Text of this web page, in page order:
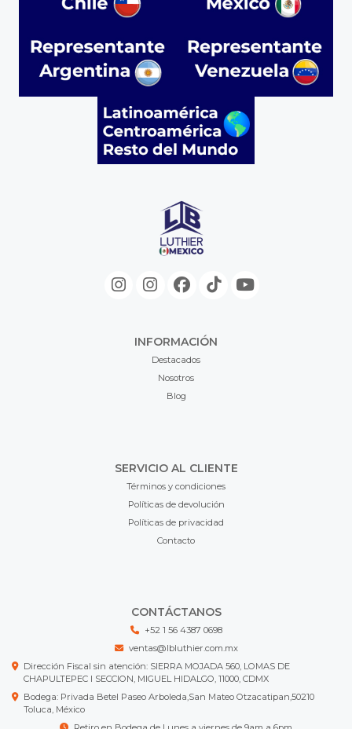
INFORMACIÓN
Destacados
Nosotros
Blog
SERVICIO AL CLIENTE
Términos y condiciones
Políticas de devolución
Políticas de privacidad
Contacto
CONTÁCTANOS
+52 1 56 4387 0698
ventas@lbluthier.com.mx
Dirección Fiscal sin atención: SIERRA MOJADA 560, LOMAS DE
CHAPULTEPEC I SECCION, MIGUEL HIDALGO, 11000, CDMX
Bodega: Privada Betel Paseo Arboleda,San Mateo Otzacatipan,50210
Toluca, México